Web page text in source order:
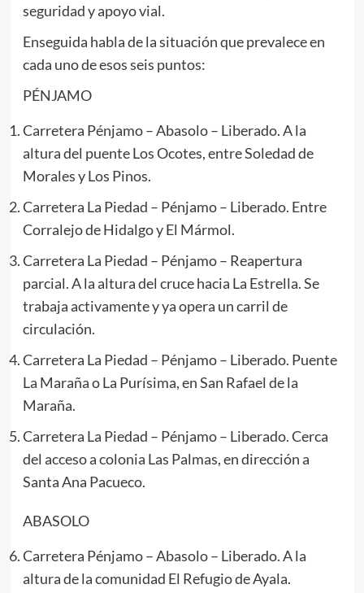
seguridad y apoyo vial.
Enseguida habla de la situación que prevalece en
cada uno de esos seis puntos:
PÉNJAMO
Carretera Pénjamo – Abasolo – Liberado. A la
altura del puente Los Ocotes, entre Soledad de
Morales y Los Pinos.
Carretera La Piedad – Pénjamo – Liberado. Entre
Corralejo de Hidalgo y El Mármol.
Carretera La Piedad – Pénjamo – Reapertura
parcial. A la altura del cruce hacia La Estrella. Se
trabaja activamente y ya opera un carril de
circulación.
Carretera La Piedad – Pénjamo – Liberado. Puente
La Maraña o La Purísima, en San Rafael de la
Maraña.
Carretera La Piedad – Pénjamo – Liberado. Cerca
del acceso a colonia Las Palmas, en dirección a
Santa Ana Pacueco.
ABASOLO
Carretera Pénjamo – Abasolo – Liberado. A la
altura de la comunidad El Refugio de Ayala.